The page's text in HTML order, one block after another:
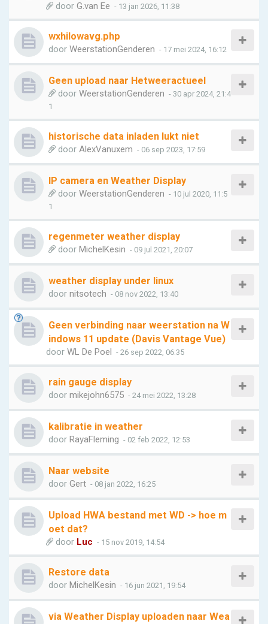
door G.van Ee - 13 jan 2026, 11:38
wxhilowavg.php
door WeerstationGenderen - 17 mei 2024, 16:12
Geen upload naar Hetweeractueel
door WeerstationGenderen - 30 apr 2024, 21:4
1
historische data inladen lukt niet
door AlexVanuxem - 06 sep 2023, 17:59
IP camera en Weather Display
door WeerstationGenderen - 10 jul 2020, 11:5
1
regenmeter weather display
door MichelKesin - 09 jul 2021, 20:07
weather display under linux
door nitsotech - 08 nov 2022, 13:40
Geen verbinding naar weerstation na W
indows 11 update (Davis Vantage Vue)
door WL De Poel - 26 sep 2022, 06:35
rain gauge display
door mikejohn6575 - 24 mei 2022, 13:28
kalibratie in weather
door RayaFleming - 02 feb 2022, 12:53
Naar website
door Gert - 08 jan 2022, 16:25
Upload HWA bestand met WD -> hoe m
oet dat?
door Luc - 15 nov 2019, 14:54
Restore data
door MichelKesin - 16 jun 2021, 19:54
via Weather Display uploaden naar Wea